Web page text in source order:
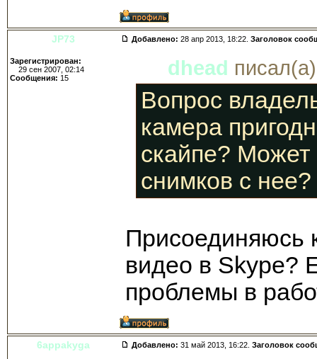
JP73 Добавлено: 28 апр 2013, 18:22. Заголовок
Зарегистрирован:
29 сен 2007, 02:14
Сообщения: 15 dhead
Вопрос
камера
скайпе? Может
снимков с нее?
Присоединяюсь
видео в Skype?
проблемы в
6appakyga Добавлено: 31 май 2013, 16:22. Заголовок